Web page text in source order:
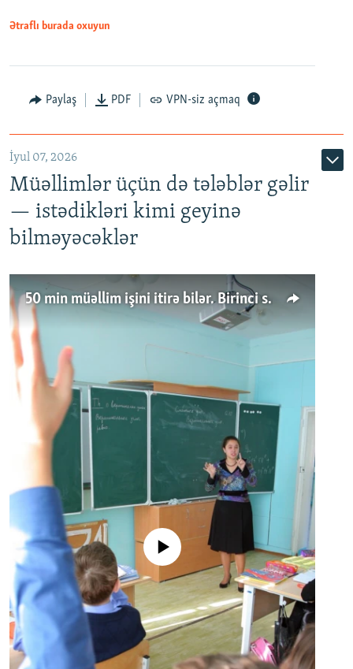
Ətraflı burada oxuyun
Paylaş PDF VPN-siz açmaq
İyul 07, 2026
Müəllimlər üçün də tələblər gəlir
— istədikləri kimi geyinə
bilməyəcəklər
50 min müəllim işini itirə bilər. Birinci sinfə gedənlər azalır
No media source currently available